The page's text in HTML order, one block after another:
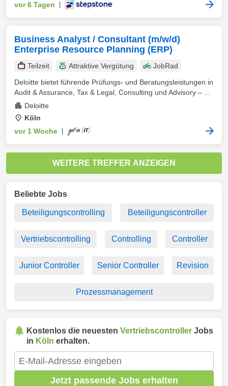
vor 6 Tagen
Business Analyst / Consultant (m/w/d)
Enterprise Resource Planning (ERP)
Teilzeit Attraktive Vergütung
JobRad
Deloitte bietet führende Prüfungs- und Beratungsleistungen in
Audit & Assurance, Tax & Legal, Consulting und Advisory – ...
Deloitte
Köln
vor 1 Woche
WEITERE TREFFER ANZEIGEN
Beliebte Jobs
Beteiligungscontrolling Beteiligungscontroller
Vertriebscontrolling Controlling Controller
Junior Controller Senior Controller Revision
Prozessmanagement
Kostenlos die neuesten Vertriebscontroller Jobs
in Köln erhalten.
Jetzt passende Jobs erhalten